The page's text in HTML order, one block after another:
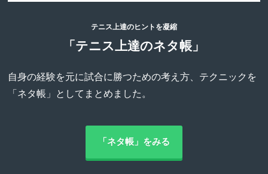
テニス上達のヒントを凝縮
「テニス上達のネタ帳」
自身の経験を元に試合に勝つための考え方、テクニックを
「ネタ帳」としてまとめました。
「ネタ帳」をみる